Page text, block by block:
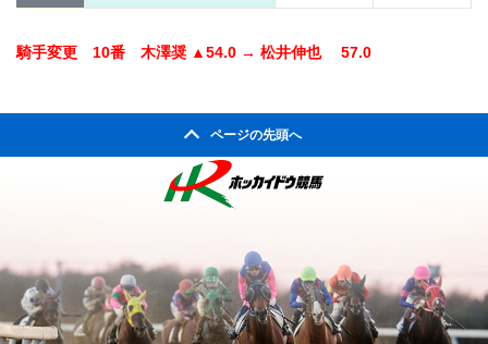
騎手変更 10番 木澤奨 ▲54.0 → 松井伸也 57.0
ページの先頭へ